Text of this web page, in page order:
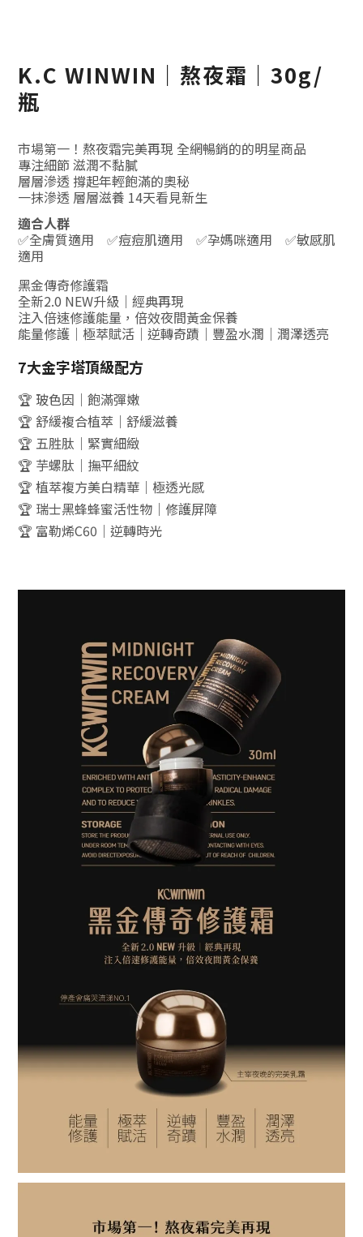
K.C WINWIN｜熬夜霜｜30g/
瓶
市場第一！熬夜霜完美再現 全網暢銷的的明星商品
專注細節 滋潤不黏膩
層層滲透 撐起年輕飽滿的奧秘
一抹滲透 層層滋養 14天看見新生
適合人群
✅全膚質適用 ✅痘痘肌適用 ✅孕媽咪適用 ✅敏感肌
適用
黑金傳奇修護霜
全新2.0 NEW升級｜經典再現
注入倍速修護能量，倍效夜間黃金保養
能量修護｜極萃賦活｜逆轉奇蹟｜豐盈水潤｜潤澤透亮
7大金字塔頂級配方
🏆 玻色因｜飽滿彈嫩
🏆 舒緩複合植萃｜舒緩滋養
🏆 五胜肽｜緊實細緻
🏆 芋螺肽｜撫平細紋
🏆 植萃複方美白精華｜極透光感
🏆 瑞士黑蜂蜂蜜活性物｜修護屏障
🏆 富勒烯C60｜逆轉時光